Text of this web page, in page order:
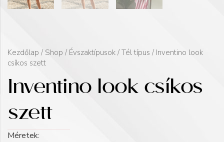
Kezdőlap / Shop / Évszaktípusok / Tél típus / Inventino look
csíkos szett
Inventino look csíkos
szett
Méretek: